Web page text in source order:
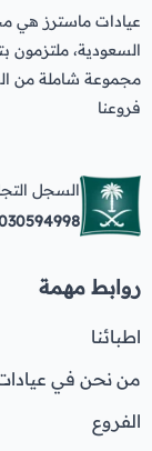
عيادات ماسترز هي
السعودية، ملتزمون
مجموعة شاملة من
فروعنا
السجل
روابط مهمة
اطبائنا
من نحن في
الفروع